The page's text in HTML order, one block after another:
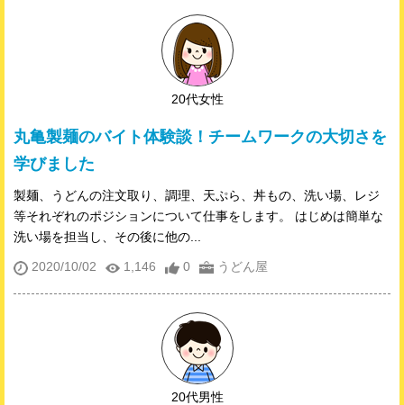
20代女性
丸亀製麺のバイト体験談！チームワークの大切さを
学びました
製麺、うどんの注文取り、調理、天ぷら、丼もの、洗い場、レジ
等それぞれのポジションについて仕事をします。 はじめは簡単な
洗い場を担当し、その後に他の...
2020/10/02 1,146 0 うどん屋
20代男性